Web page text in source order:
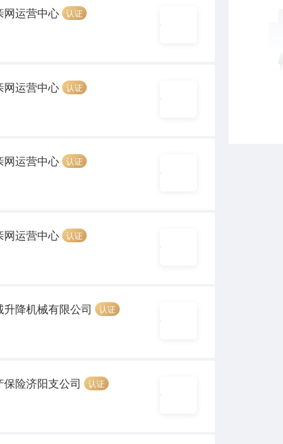
网运营中心 认证
网运营中心 认证
网运营中心 认证
网运营中心 认证
升降机械有限公司 认证
保险济阳支公司 认证